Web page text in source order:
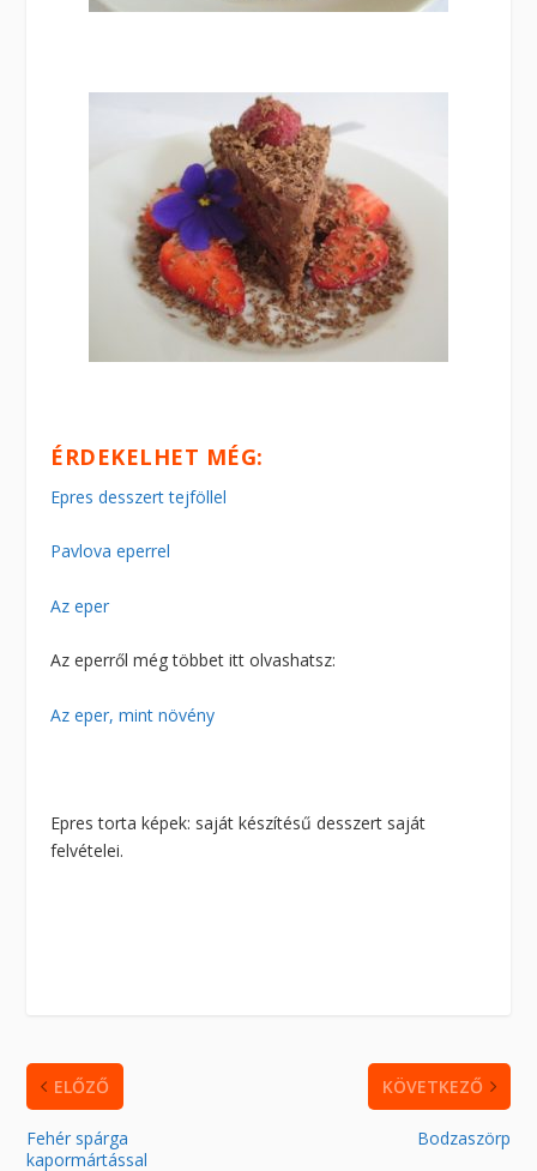
ÉRDEKELHET MÉG:
Epres desszert tejföllel
Pavlova eperrel
Az eper
Az eperről még többet itt olvashatsz:
Az eper, mint növény
Epres torta képek: saját készítésű desszert saját
felvételei.
ELŐZŐ
Fehér spárga
kapormártással
KÖVETKEZŐ
Bodzaszörp